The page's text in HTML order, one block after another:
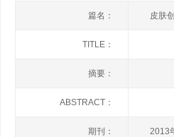
篇名： 皮肤
TITLE：
摘要：
ABSTRACT：
期刊： 2013